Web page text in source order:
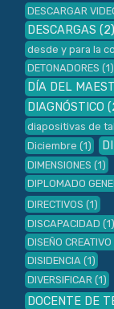
DESCARGAR
DESCARGAS (2)
desde y para la
DETONADORES (1)
DÍA DEL
DIAGNÓSTICO
diapositivas de
Diciembre (1)
DIMENSIONES (1)
DIPLOMADO
DIRECTIVOS (1)
DISCAPACIDAD (1)
DISEÑO CREATIVO
DISIDENCIA (1)
DIVERSIFICAR (1)
DOCENTE DE